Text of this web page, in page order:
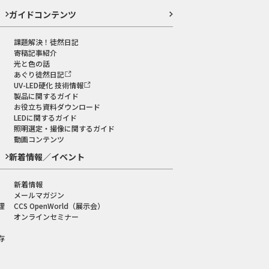
ガイドコンテンツ
課題解決！徒然日記
寄稿記事紹介
光と色の話
あぐり徒然日記
UV-LED硬化 技術情報
製品に関するガイド
お役立ち資料ダウンロード
LEDに関するガイド
照明選定・撮像に関するガイド
動画コンテンツ
新着情報／イベント
新着情報
メールマガジン
CCS OpenWorld（展示会）
オンラインセミナー